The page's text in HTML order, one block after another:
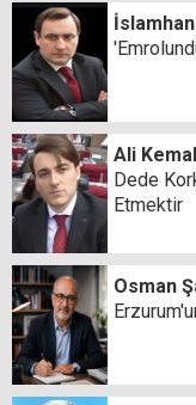
Ali
Dede
Etmektir
Osman